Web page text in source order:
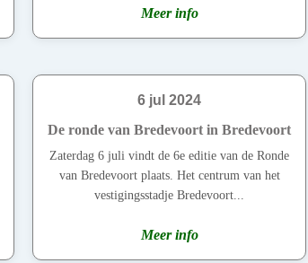
Meer info
6 jul 2024
De ronde van Bredevoort in Bredevoort
Zaterdag 6 juli vindt de 6e editie van de Ronde
van Bredevoort plaats. Het centrum van het
vestigingsstadje Bredevoort...
Meer info